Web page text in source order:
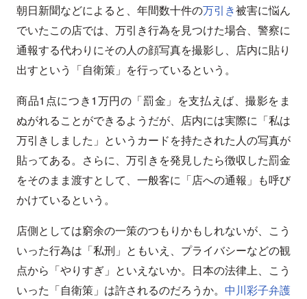
朝日新聞などによると、年間数十件の万引き被害に悩ん
でいたこの店では、万引き行為を見つけた場合、警察に
通報する代わりにその人の顔写真を撮影し、店内に貼り
出すという「自衛策」を行っているという。
商品1点につき1万円の「罰金」を支払えば、撮影をま
ぬがれることができるようだが、店内には実際に「私は
万引きしました」というカードを持たされた人の写真が
貼ってある。さらに、万引きを発見したら徴収した罰金
をそのまま渡すとして、一般客に「店への通報」も呼び
かけているという。
店側としては窮余の一策のつもりかもしれないが、こう
いった行為は「私刑」ともいえ、プライバシーなどの観
点から「やりすぎ」といえないか。日本の法律上、こう
いった「自衛策」は許されるのだろうか。 中川彩子弁護